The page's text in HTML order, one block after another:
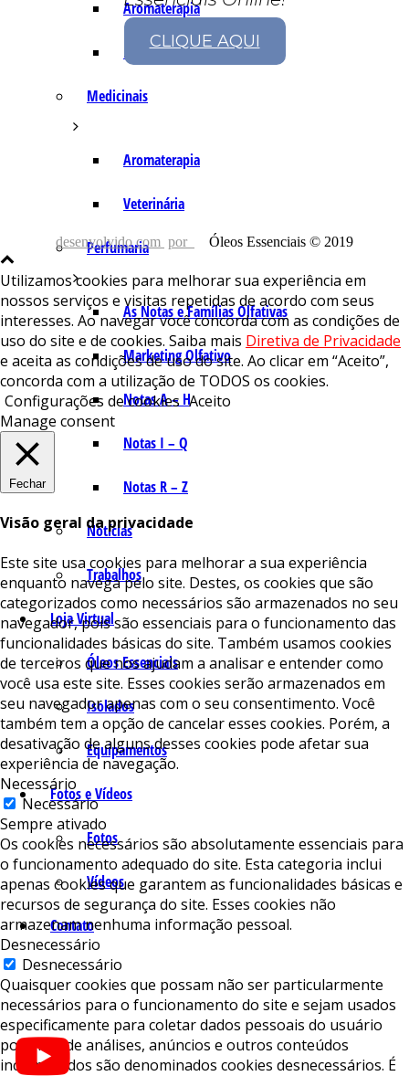
Aromaterapia
Fórmulas Caseiras
Medicinais
Aromaterapia
Veterinária
Perfumaria
As Notas e Famílias Olfativas
Marketing Olfativo
Notas A – H
Notas I – Q
Notas R – Z
Notícias
Trabalhos
Loja Virtual
Óleos Essenciais
Isolados
Equipamentos
Fotos e Vídeos
Fotos
Vídeos
Contato
CLIQUE AQUI
desenvolvido com por Óleos Essenciais © 2019
Utilizamos cookies para melhorar sua experiência em
nossos serviços e visitas repetidas de acordo com seus
interesses. Ao navegar você concorda com as condições de
uso do site e de cookies. Saiba mais Diretiva de Privacidade
e aceita as condições de uso do site. Ao clicar em “Aceito”,
concorda com a utilização de TODOS os cookies.
Configurações de cookies Aceito
Manage consent
Fechar
Visão geral da privacidade
Este site usa cookies para melhorar a sua experiência
enquanto navega pelo site. Destes, os cookies que são
categorizados como necessários são armazenados no seu
navegador, pois são essenciais para o funcionamento das
funcionalidades básicas do site. Também usamos cookies
de terceiros que nos ajudam a analisar e entender como
você usa este site. Esses cookies serão armazenados em
seu navegador apenas com o seu consentimento. Você
também tem a opção de cancelar esses cookies. Porém, a
desativação de alguns desses cookies pode afetar sua
experiência de navegação.
Necessário
Necessário
Sempre ativado
Os cookies necessários são absolutamente essenciais para
o funcionamento adequado do site. Esta categoria inclui
apenas cookies que garantem as funcionalidades básicas e
recursos de segurança do site. Esses cookies não
armazenam nenhuma informação pessoal.
Desnecessário
Desnecessário
Quaisquer cookies que possam não ser particularmente
necessários para o funcionamento do site e sejam usados ​​
especificamente para coletar dados pessoais do usuário
por meio de análises, anúncios e outros conteúdos
incorporados são denominados cookies desnecessários. É